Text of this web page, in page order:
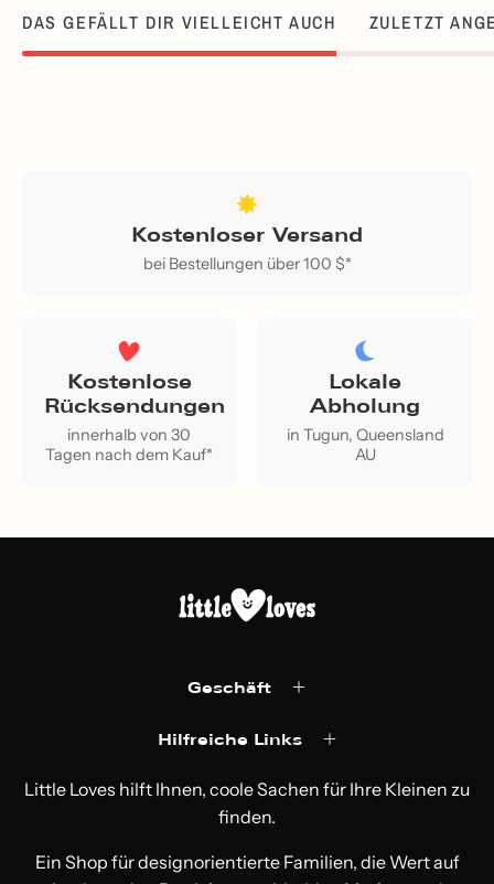
DAS GEFÄLLT DIR VIELLEICHT AUCH ZULETZT
Kostenloser Versand
bei Bestellungen über 100 $*
Kostenlose
Rücksendungen
innerhalb von 30
Tagen nach dem Kauf*
Lokale
Abholung
in Tugun, Queensland
AU
Geschäft
Hilfreiche Links
Little Loves hilft Ihnen, coole Sachen für Ihre Kleinen zu
finden.
Ein Shop für designorientierte Familien, die Wert auf